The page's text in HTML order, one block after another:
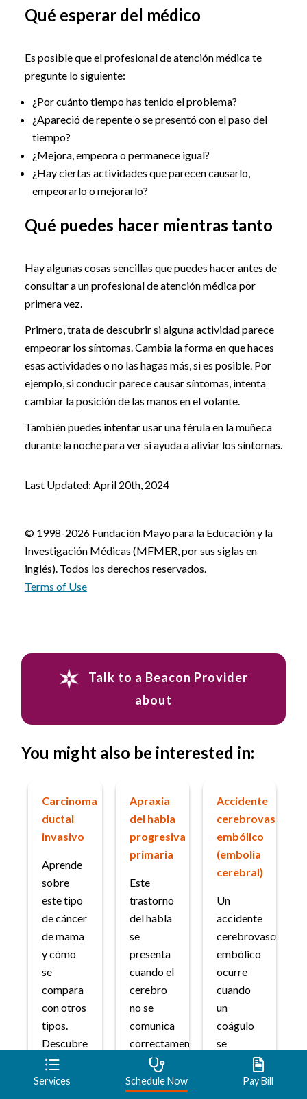
Qué esperar del médico
Es posible que el profesional de atención médica te
pregunte lo siguiente:
¿Por cuánto tiempo has tenido el problema?
¿Apareció de repente o se presentó con el paso del
tiempo?
¿Mejora, empeora o permanece igual?
¿Hay ciertas actividades que parecen causarlo,
empeorarlo o mejorarlo?
Qué puedes hacer mientras tanto
Hay algunas cosas sencillas que puedes hacer antes de
consultar a un profesional de atención médica por
primera vez.
Primero, trata de descubrir si alguna actividad parece
empeorar los síntomas. Cambia la forma en que haces
esas actividades o no las hagas más, si es posible. Por
ejemplo, si conducir parece causar síntomas, intenta
cambiar la posición de las manos en el volante.
También puedes intentar usar una férula en la muñeca
durante la noche para ver si ayuda a aliviar los síntomas.
Last Updated: April 20th, 2024
© 1998-2026 Fundación Mayo para la Educación y la
Investigación Médicas (MFMER, por sus siglas en
inglés). Todos los derechos reservados.
Terms of Use
Talk to a Beacon Provider
about
You might also be interested in:
Carcinoma
ductal
invasivo
Aprende
sobre
este tipo
de cáncer
de mama
y cómo
se
compara
con otros
tipos.
Descubre
cómo los
subtipos,
Apraxia
del habla
progresiva
primaria
Este
trastorno
del habla
se
presenta
cuando el
cerebro
no se
comunica
correctamente
con los
músculos
Accidente
cerebrovascular
embólico
(embolia
cerebral)
Un
accidente
cerebrovascular
embólico
ocurre
cuando
un
coágulo
se
desplaza
hasta el
Services Schedule Now Pay Bill